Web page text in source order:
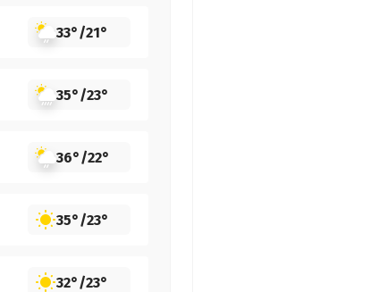
33°/21°
35°/23°
36°/22°
35°/23°
32°/23°